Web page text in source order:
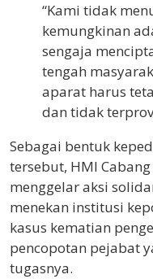
“Kami tidak
kemungkinan
sengaja
tengah
aparat harus
dan tidak
Sebagai bentuk
tersebut, HMI
menggelar aksi
menekan institusi
kasus kematian
pencopotan pejabat
tugasnya.